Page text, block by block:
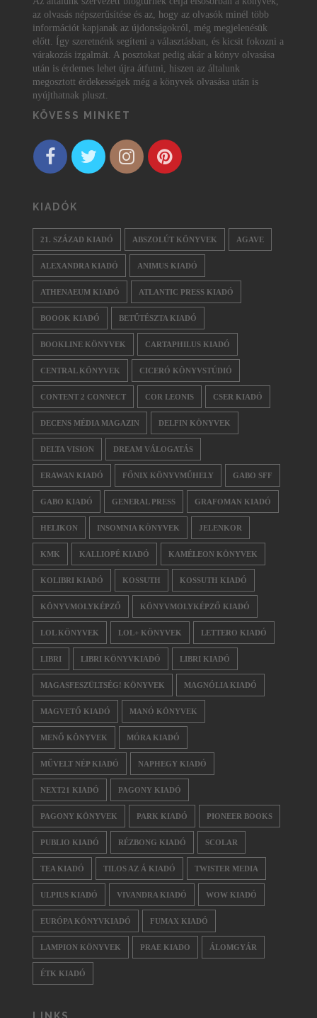
az olvasás népszerűsítése és az, hogy az olvasók minél több
információt kapjanak az újdonságokról, még megjelenésük
előtt. Így szeretnénk segíteni a választásban, és kicsit fokozni a
várakozás izgalmát. A posztokat pedig akár a könyv olvasása
után is érdemes lehet újra átfutni, hiszen az általunk
megosztott érdekességek még a könyvek olvasása után is
nyújthatnak pluszt.
KÖVESS MINKET
KIADÓK
21. SZÁZAD KIADÓ ABSZOLÚT KÖNYVEK AGAVE
ALEXANDRA KIADÓ ANIMUS KIADÓ
ATHENAEUM KIADÓ ATLANTIC PRESS KIADÓ
BOOOK KIADÓ BETŰTÉSZTA KIADÓ
BOOKLINE KÖNYVEK CARTAPHILUS KIADÓ
CENTRAL KÖNYVEK CICERÓ KÖNYVSTÚDIÓ
CONTENT 2 CONNECT COR LEONIS CSER KIADÓ
DECENS MÉDIA MAGAZIN DELFIN KÖNYVEK
DELTA VISION DREAM VÁLOGATÁS
ERAWAN KIADÓ FŐNIX KÖNYVMŰHELY GABO SFF
GABO KIADÓ GENERAL PRESS GRAFOMAN KIADÓ
HELIKON INSOMNIA KÖNYVEK JELENKOR
KMK KALLIOPÉ KIADÓ KAMÉLEON KÖNYVEK
KOLIBRI KIADÓ KOSSUTH KOSSUTH KIADÓ
KÖNYVMOLYKÉPZŐ KÖNYVMOLYKÉPZŐ KIADÓ
LOL KÖNYVEK LOL+ KÖNYVEK LETTERO KIADÓ
LIBRI LIBRI KÖNYVKIADÓ LIBRI KIADÓ
MAGASFESZÜLTSÉG! KÖNYVEK MAGNÓLIA KIADÓ
MAGVETŐ KIADÓ MANÓ KÖNYVEK
MENŐ KÖNYVEK MÓRA KIADÓ
MŰVELT NÉP KIADÓ NAPHEGY KIADÓ
NEXT21 KIADÓ PAGONY KIADÓ
PAGONY KÖNYVEK PARK KIADÓ PIONEER BOOKS
PUBLIO KIADÓ RÉZBONG KIADÓ SCOLAR
TEA KIADÓ TILOS AZ Á KIADÓ TWISTER MEDIA
ULPIUS KIADÓ VIVANDRA KIADÓ WOW KIADÓ
EURÓPA KÖNYVKIADÓ FUMAX KIADÓ
LAMPION KÖNYVEK PRAE KIADO ÁLOMGYÁR
ÉTK KIADÓ